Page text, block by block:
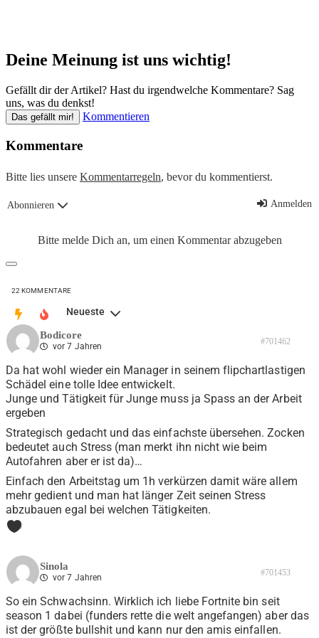
Deine Meinung ist uns wichtig!
Gefällt dir der Artikel? Hast du irgendwelche Kommentare? Sag
uns, was du denkst!
Das gefällt mir! Kommentieren
Kommentare
Bitte lies unsere Kommentarregeln, bevor du kommentierst.
Abonnieren Anmelden
Bitte melde Dich an, um einen Kommentar abzugeben
22 KOMMENTARE
Neueste
Bodicore
vor 7 Jahren #701462
Da hat wohl wieder ein Manager in seinem flipchartlastigen
Schädel eine tolle Idee entwickelt.
Junge und Tätigkeit für Junge muss ja Spass an der Arbeit
ergeben
Strategisch gedacht und das einfachste übersehen. Zocken
bedeutet auch Stress (man merkt ihn nicht wie beim
Autofahren aber er ist da)…
Einfach den Arbeitstag um 1h verkürzen damit wäre allem
mehr gedient und man hat länger Zeit seinen Stress
abzubauen egal bei welchen Tätigkeiten.
0
Sinola
vor 7 Jahren #701453
So ein Schwachsinn. Wirklich ich liebe Fortnite bin seit
season 1 dabei (funders rette die welt angefangen) aber das
ist der größte bullshit und kann nur den amis einfallen.